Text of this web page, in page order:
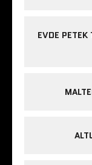
EVDE PETEK